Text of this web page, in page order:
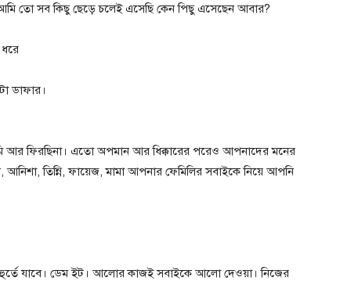
তো সব কিছু ছেড়ে চলেই এসেছি কেন পিছু এসেছেন আবার?
ডাফার।
আর ফিরছিনা। এতো অপমান আর ধিক্কারের পরেও আপনাদের মনের
তিন্নি, ফায়েজ, মামা আপনার ফেমিলির সবাইকে নিয়ে আপনি
যাবে। ডেম ইট। আলোর কাজই সবাইকে আলো দেওয়া। নিজের